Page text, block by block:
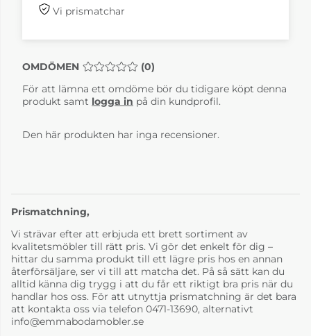
Läder 30 Fantasy
10 180 kr
Läder 30 Fantasy
Läder 56 Bolzano
grey
10 755 kr
4-6 Veckor
Läder 56 Bolzano
teal
10 755 kr
4-6 Veckor
Vi prismatchar
OMDÖMEN MEDELBETYG 0 AV 5 ANTAL BETYG 0
(0)
För att lämna ett omdöme bör du tidigare köpt denna
produkt samt logga in på din kundprofil.
Den här produkten har inga recensioner.
Prismatchning,
Vi strävar efter att erbjuda ett brett sortiment av
kvalitetsmöbler till rätt pris. Vi gör det enkelt för dig –
hittar du samma produkt till ett lägre pris hos en annan
återförsäljare, ser vi till att matcha det. På så sätt kan du
alltid känna dig trygg i att du får ett riktigt bra pris när du
handlar hos oss. För att utnyttja prismatchning är det bara
att kontakta oss via telefon 0471-13690, alternativt
info@emmabodamobler.se